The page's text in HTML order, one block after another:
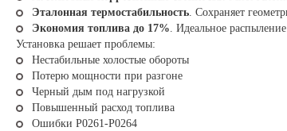
Эталонная термостабильность. Сохраняет
Экономия топлива до 17%. Идеальное
Установка решает проблемы:
Нестабильные холостые обороты
Потерю мощности при разгоне
Черный дым под нагрузкой
Повышенный расход топлива
Ошибки P0261-P0264